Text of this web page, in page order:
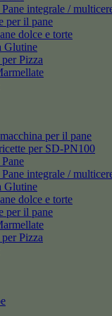
integrale /
per il pane
dolce e torte
Glutine
Pizza
per il pane
per SD-PN100
integrale /
Glutine
dolce e torte
per il pane
Pizza